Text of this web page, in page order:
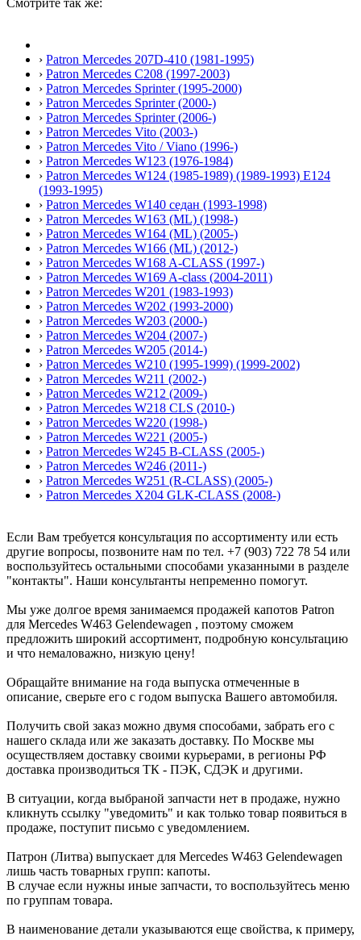
› Patron Mercedes 207D-410 (1981-1995)
› Patron Mercedes C208 (1997-2003)
› Patron Mercedes Sprinter (1995-2000)
› Patron Mercedes Sprinter (2000-)
› Patron Mercedes Sprinter (2006-)
› Patron Mercedes Vito (2003-)
› Patron Mercedes Vito / Viano (1996-)
› Patron Mercedes W123 (1976-1984)
› Patron Mercedes W124 (1985-1989) (1989-1993) E124
(1993-1995)
› Patron Mercedes W140 седан (1993-1998)
› Patron Mercedes W163 (ML) (1998-)
› Patron Mercedes W164 (ML) (2005-)
› Patron Mercedes W166 (ML) (2012-)
› Patron Mercedes W168 A-CLASS (1997-)
› Patron Mercedes W169 A-class (2004-2011)
› Patron Mercedes W201 (1983-1993)
› Patron Mercedes W202 (1993-2000)
› Patron Mercedes W203 (2000-)
› Patron Mercedes W204 (2007-)
› Patron Mercedes W205 (2014-)
› Patron Mercedes W210 (1995-1999) (1999-2002)
› Patron Mercedes W211 (2002-)
› Patron Mercedes W212 (2009-)
› Patron Mercedes W218 CLS (2010-)
› Patron Mercedes W220 (1998-)
› Patron Mercedes W221 (2005-)
› Patron Mercedes W245 B-CLASS (2005-)
› Patron Mercedes W246 (2011-)
› Patron Mercedes W251 (R-CLASS) (2005-)
› Patron Mercedes X204 GLK-CLASS (2008-)
Если Вам требуется консультация по ассортименту или есть
другие вопросы, позвоните нам по тел. +7 (903) 722 78 54 или
воспользуйтесь остальными способами указанными в разделе
"контакты". Наши консультанты непременно помогут.
Мы уже долгое время занимаемся продажей капотов Patron
для Mercedes W463 Gelendewagen , поэтому сможем
предложить широкий ассортимент, подробную консультацию
и что немаловажно, низкую цену!
Обращайте внимание на года выпуска отмеченные в
описание, сверьте его с годом выпуска Вашего автомобиля.
Получить свой заказ можно двумя способами, забрать его с
нашего склада или же заказать доставку. По Москве мы
осуществляем доставку своими курьерами, в регионы РФ
доставка производиться ТК - ПЭК, СДЭК и другими.
В ситуации, когда выбраной запчасти нет в продаже, нужно
кликнуть ссылку "уведомить" и как только товар появиться в
продаже, поступит письмо с уведомлением.
Патрон (Литва) выпускает для Mercedes W463 Gelendewagen
лишь часть товарных групп: капоты.
В случае если нужны иные запчасти, то воспользуйтесь меню
по группам товара.
В наименование детали указываются еще свойства, к примеру,